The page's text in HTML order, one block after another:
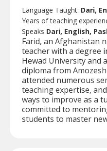
Language Taught: Dari,
Years of teaching
Speaks Dari, English,
Farid, an Afghanistan
teacher with a degree
Hewad University and
diploma from
attended numerous
teaching expertise,
ways to improve as a
committed to
students to master